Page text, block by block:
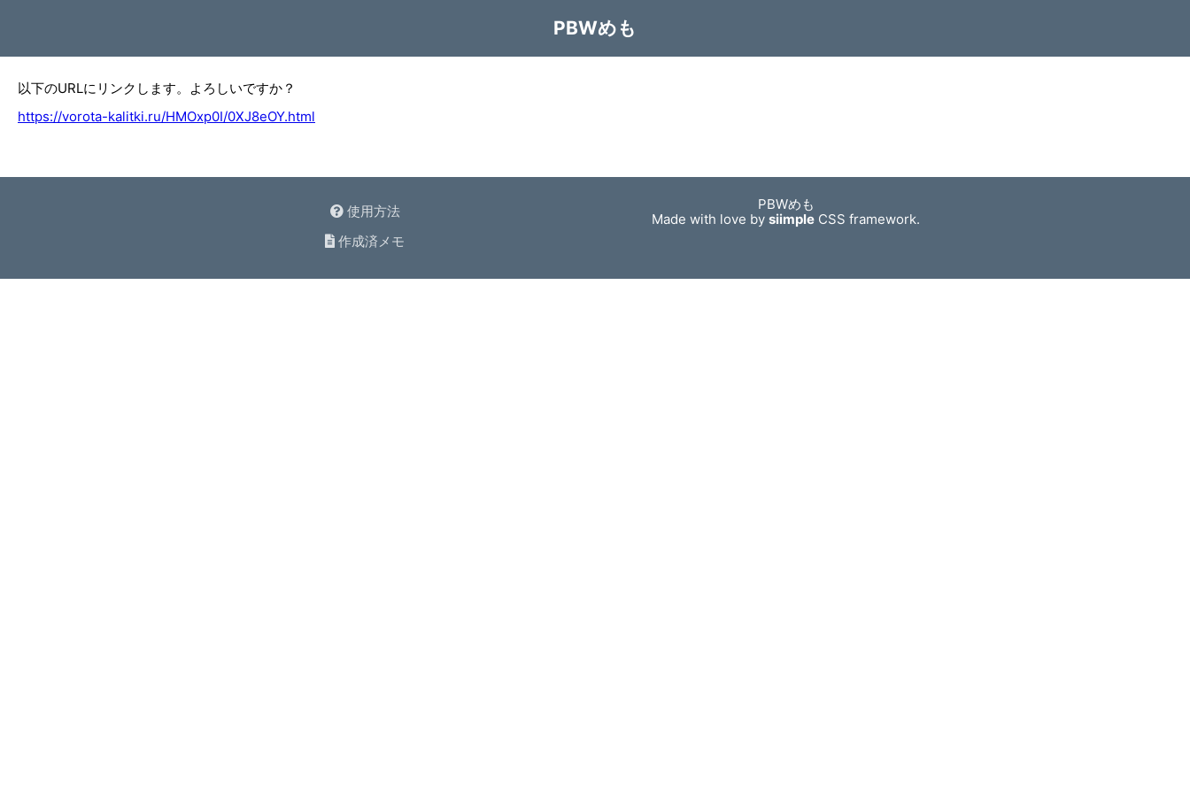
PBWめも
以下のURLにリンクします。よろしいですか？
https://vorota-kalitki.ru/HMOxp0I/0XJ8eOY.html
使用方法
作成済メモ
PBWめも
Made with love bysiimple CSS framework.